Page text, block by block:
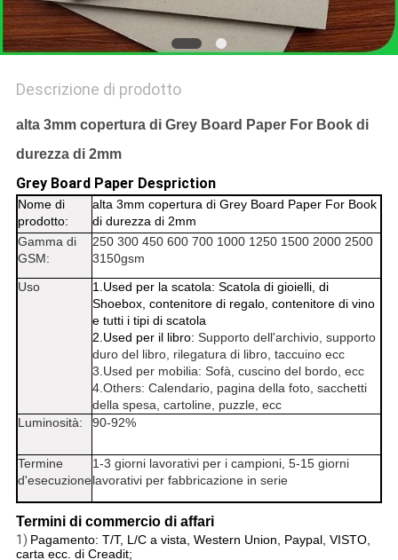
Descrizione di prodotto
alta 3mm copertura di Grey Board Paper For Book di
durezza di 2mm
Grey Board Paper Despriction
Nome di
prodotto:
alta 3mm copertura di Grey Board Paper For Book
di durezza di 2mm
Gamma di
GSM:
250 300 450 600 700 1000 1250 1500 2000 2500
3150gsm
Uso
1.Used per la scatola: Scatola di gioielli, di
Shoebox, contenitore di regalo, contenitore di vino
e tutti i tipi di scatola
2.Used per il libro: Supporto dell'archivio, supporto
duro del libro, rilegatura di libro, taccuino ecc
3.Used per mobilia: Sofà, cuscino del bordo, ecc
4.Others: Calendario, pagina della foto, sacchetti
della spesa, cartoline, puzzle, ecc
Luminosità:
90-92%
Termine
d'esecuzione
1-3 giorni lavorativi per i campioni, 5-15 giorni
lavorativi per fabbricazione in serie
Termini di commercio di affari
1) Pagamento: T/T, L/C a vista, Western Union, Paypal, VISTO,
carta ecc. di Creadit;